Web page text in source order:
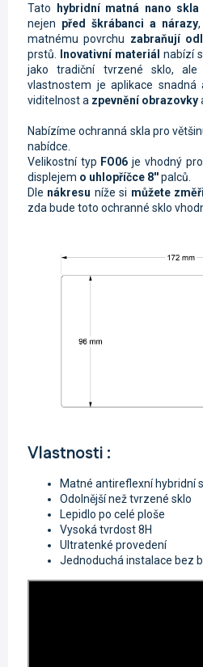
Tato hybridní matná nano skla
nejen před škrábanci a nárazy
matnému povrchu zabraňují
prstů.
Inovativní materiál nabízí
jako tradiční tvrzené sklo, ale
vlastnostem je aplikace snadná
viditelnost a zpevnění obrazovky
Nabízíme ochranná skla pro
nabídce.
Velikostní typ FO06 je vhodný
displejem o uhlopříčce 8''palců.
Dle nákresu níže si můžete
zda bude toto ochranné sklo
Vlastnosti :
Matné antireflexní hybridní
Odolnější než tvrzené sklo
Lepidlo po celé ploše
Vysoká tvrdost 8H
Ultratenké provedení
Jednoduchá instalace bez